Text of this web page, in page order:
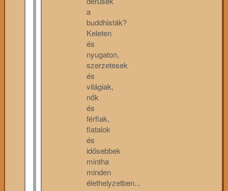
a
buddhisták?
Keleten
és
nyugaton,
szerzetesek
és
világiak,
nők
és
férfiak,
fiatalok
és
idősebbek
mintha
minden
élethelyzetben...